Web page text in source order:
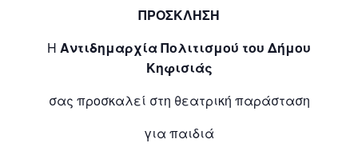
ΠΡΟΣΚΛΗΣΗ
Η Αντιδημαρχία Πολιτισμού του Δήμου
Κηφισιάς
σας προσκαλεί στη θεατρική παράσταση
για παιδιά